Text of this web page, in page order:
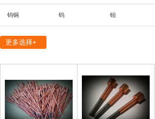
钨铜 钨 钼
精密机械部件
更多选择+